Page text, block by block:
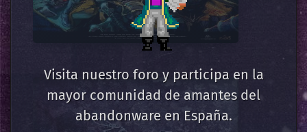
Visita nuestro foro y participa en la
mayor comunidad de amantes del
abandonware en España.